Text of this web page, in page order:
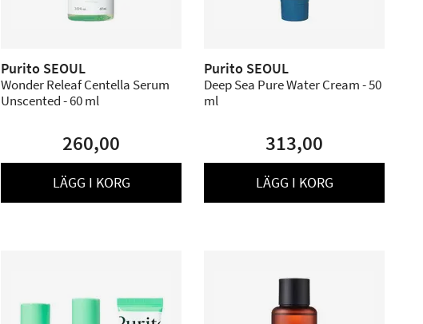
Purito SEOUL
Wonder Releaf Centella Serum
Unscented - 60 ml
260,00
LÄGG I KORG
Purito SEOUL
Deep Sea Pure Water Cream - 50
ml
313,00
LÄGG I KORG